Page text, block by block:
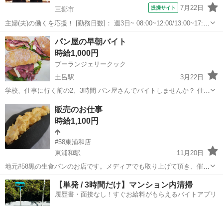
三郷市
提携サイト 7月22日
主婦(夫)の働くを応援！ [勤務日数]： 週3日~ 08:00~12:00/13:00~17:00
[勤務地・最寄駅]： 埼玉県三郷市中央1丁目4番地20 ヤオコー 三郷中
央店 ＜株式会社ヤオコー＞ 三郷中央駅徒歩3分...
埼玉 三郷市 パン
パン屋の早朝バイト
時給1,000円
ブーランジェリークック
土呂駅
3月22日
学校、仕事に行く前の2、3時間 パン屋さんでバイトしませんか？ 仕事
内容:主に、製造補助 開店前のパンの陳列などを お手伝いしてもらい
ます。 時間:5:00-7:00 一度お店にお電話お願い...
埼玉 さいたま市 土呂駅
販売のお仕事
時給1,100円
#58東浦和店
東浦和駅
11月20日
地元#58黒の生食パンのお店です。メディアでも取り上げて頂き、催事
イベント等でも大盛況です。 明るく元気な販売スタッフさん5名募集
します。未経験でも大丈夫^ ^楽しくお仕事しましょう^ ^
埼玉 さいたま市 東浦和駅 パン
【単発 / 3時間だけ】マンション内清掃
履歴書・面接なし！すぐお給料がもらえるバイトアプリ